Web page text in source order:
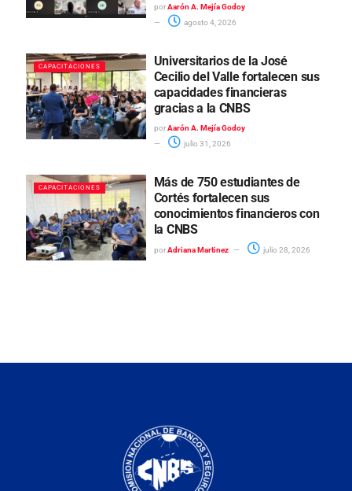
por Aarón A. Mejía Godoy
agosto 4, 2026
CAPACITACIONES
Universitarios de la José
Cecilio del Valle fortalecen sus
capacidades financieras
gracias a la CNBS
por Aarón A. Mejía Godoy
julio 31, 2026
CAPACITACIONES
Más de 750 estudiantes de
Cortés fortalecen sus
conocimientos financieros con
la CNBS
por Adriana Martinez julio 28, 2026